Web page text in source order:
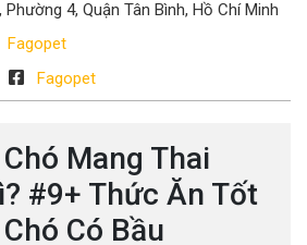
4, Quận Tân Bình, Hồ Chí Minh
Fagopet
Fagopet
Mang Thai
#9+ Thức Ăn Tốt
Có Bầu